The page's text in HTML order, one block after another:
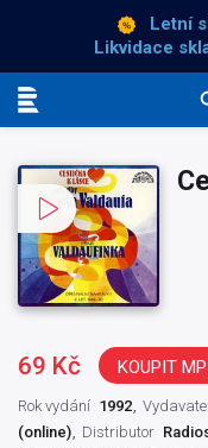
Letní
Likvidace
69 Kč KOUPIT
Rok vydání 1992 Vydavatel
(online)
Distributor